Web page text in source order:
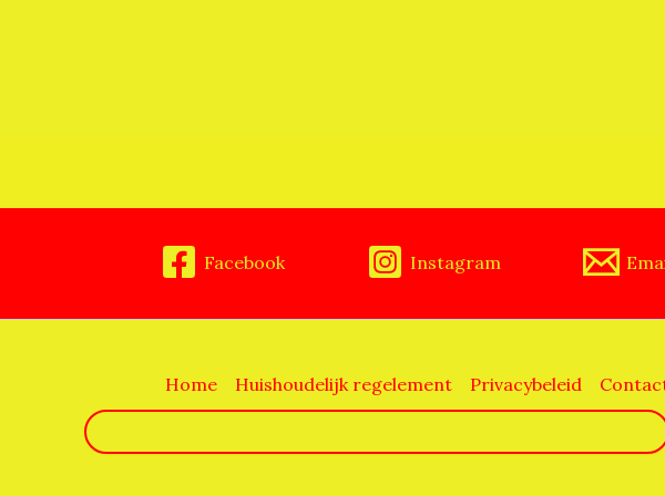
Facebook Instagram
Home Huishoudelijk regelement Privacybeleid